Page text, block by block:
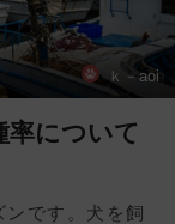
ｋ－aoi
率について
です。犬を飼